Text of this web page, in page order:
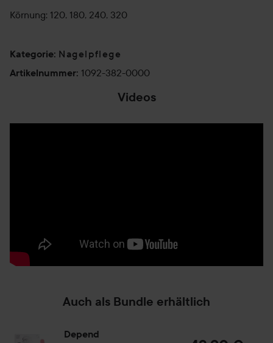
Körnung: 120, 180, 240, 320
Kategorie: Nagelpflege
Artikelnummer: 1092-382-0000
Videos
Auch als Bundle erhältlich
Depend